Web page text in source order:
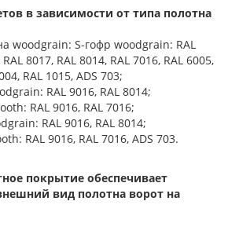
в зависимости от типа полотна
woodgrain: S-гофр woodgrain: RAL
8017, RAL 8014, RAL 7016, RAL 6005,
RAL 1015, ADS 703;
RAL 9016, RAL 8014;
RAL 9016, RAL 7016;
RAL 9016, RAL 8014;
RAL 9016, RAL 7016, ADS 703.
покрытие обеспечивает
вид полотна ворот на